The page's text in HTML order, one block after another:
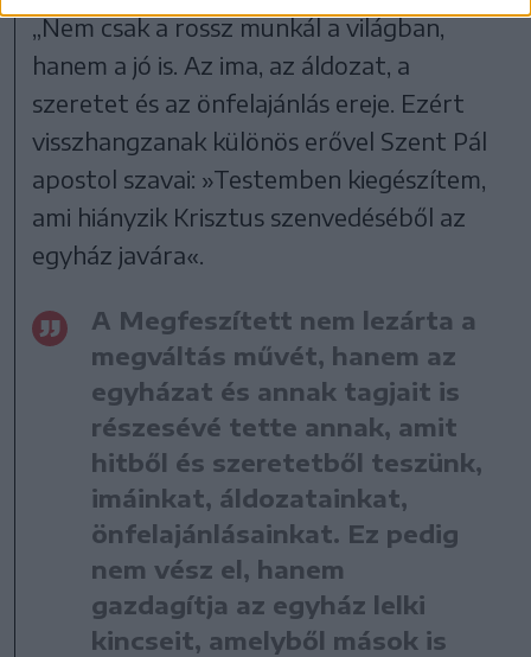
„Nem csak a rossz munkál a világban,
hanem a jó is. Az ima, az áldozat, a
szeretet és az önfelajánlás ereje. Ezért
visszhangzanak különös erővel Szent Pál
apostol szavai: »Testemben kiegészítem,
ami hiányzik Krisztus szenvedéséből az
egyház javára«.
A Megfeszített nem lezárta a
megváltás művét, hanem az
egyházat és annak tagjait is
részesévé tette annak, amit
hitből és szeretetből teszünk,
imáinkat, áldozatainkat,
önfelajánlásainkat. Ez pedig
nem vész el, hanem
gazdagítja az egyház lelki
kincseit, amelyből mások is